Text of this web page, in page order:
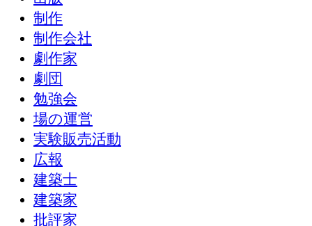
制作
制作会社
劇作家
劇団
勉強会
場の運営
実験販売活動
広報
建築士
建築家
批評家